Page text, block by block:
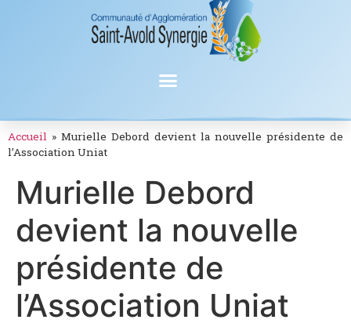
Accueil » Murielle Debord devient la nouvelle présidente de
l’Association Uniat
Murielle Debord
devient la nouvelle
présidente de
l’Association Uniat